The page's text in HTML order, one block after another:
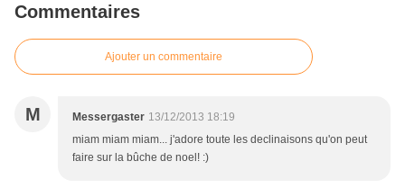
Commentaires
Ajouter un commentaire
M Messergaster 13/12/2013 18:19
miam miam miam... j'adore toute les declinaisons qu'on peut
faire sur la bûche de noel! :)